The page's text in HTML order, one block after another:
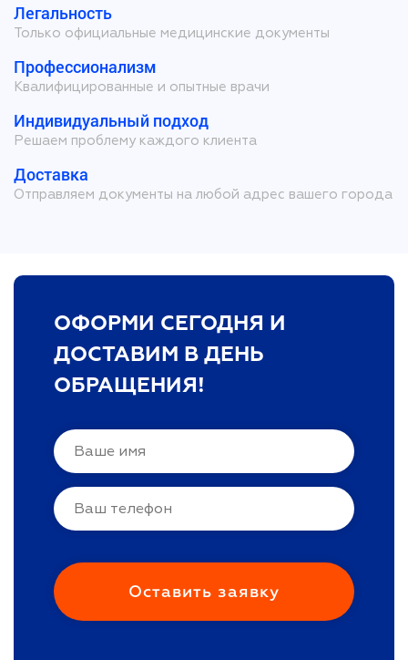
Легальность
Только официальные медицинские документы
Профессионализм
Квалифицированные и опытные врачи
Индивидуальный подход
Решаем проблему каждого клиента
Доставка
Отправляем документы на любой адрес вашего города
ОФОРМИ СЕГОДНЯ И
ДОСТАВИМ В ДЕНЬ
ОБРАЩЕНИЯ!